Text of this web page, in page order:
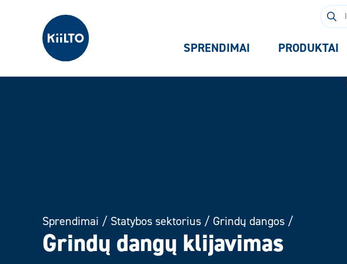
Kiilto Lietuva Ieškoti:
SPRENDIMAI PRODUKTAI
Sprendimai / Statybos sektorius / Grindų dangos /
Grindų dangų klijavimas